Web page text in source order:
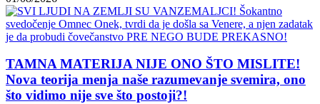
TAMNA MATERIJA NIJE ONO ŠTO MISLITE!
Nova teorija menja naše razumevanje svemira, ono
što vidimo nije sve što postoji?!